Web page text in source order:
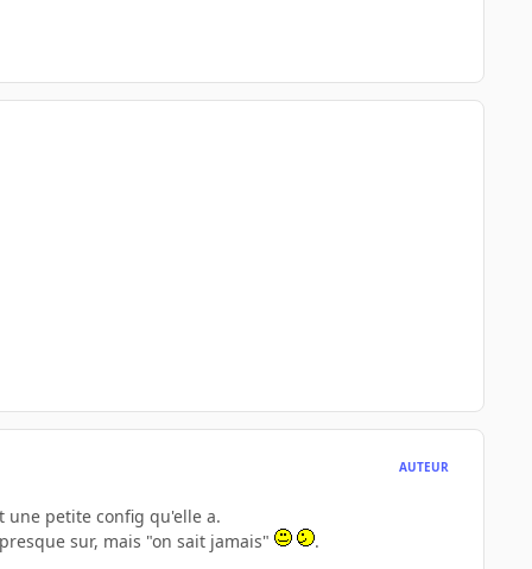
AUTEUR
une petite config qu'elle a.
sur, mais "on sait jamais"
.